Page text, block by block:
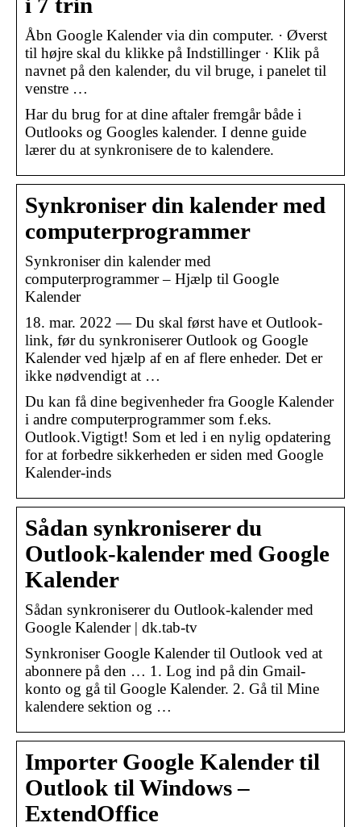
i 7 trin
Åbn Google Kalender via din computer. · Øverst
til højre skal du klikke på Indstillinger · Klik på
navnet på den kalender, du vil bruge, i panelet til
venstre …
Har du brug for at dine aftaler fremgår både i
Outlooks og Googles kalender. I denne guide
lærer du at synkronisere de to kalendere.
Synkroniser din kalender med
computerprogrammer
Synkroniser din kalender med
computerprogrammer – Hjælp til Google
Kalender
18. mar. 2022 — Du skal først have et Outlook-
link, før du synkroniserer Outlook og Google
Kalender ved hjælp af en af flere enheder. Det er
ikke nødvendigt at …
Du kan få dine begivenheder fra Google Kalender
i andre computerprogrammer som f.eks.
Outlook.Vigtigt! Som et led i en nylig opdatering
for at forbedre sikkerheden er siden med Google
Kalender-inds
Sådan synkroniserer du
Outlook-kalender med Google
Kalender
Sådan synkroniserer du Outlook-kalender med
Google Kalender | dk.tab-tv
Synkroniser Google Kalender til Outlook ved at
abonnere på den … 1. Log ind på din Gmail-
konto og gå til Google Kalender. 2. Gå til Mine
kalendere sektion og …
Importer Google Kalender til
Outlook til Windows –
ExtendOffice